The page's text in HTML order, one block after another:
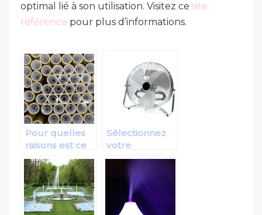
optimal lié à son utilisation. Visitez ce site
référence pour plus d’informations.
Pour quelles
raisons est ce
que nous
devons mettre
nos aliments
sous vide ?
Sélectionnez
votre
ventilateur en
ligne parmi les
meilleurs du